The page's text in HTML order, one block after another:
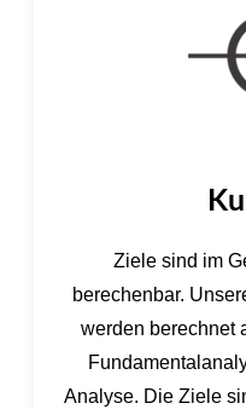
Ziele sind im
berechenbar.
werden berechnet
Analyse. Die Ziele